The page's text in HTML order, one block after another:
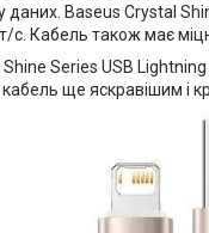
даних. Baseus Crystal
с. Кабель також має
Series USB
ще яскравішим і